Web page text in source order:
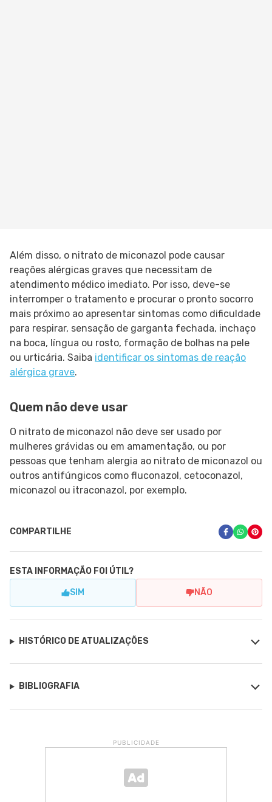
Além disso, o nitrato de miconazol pode causar
reações alérgicas graves que necessitam de
atendimento médico imediato. Por isso, deve-se
interromper o tratamento e procurar o pronto socorro
mais próximo ao apresentar sintomas como dificuldade
para respirar, sensação de garganta fechada, inchaço
na boca, língua ou rosto, formação de bolhas na pele
ou urticária. Saiba identificar os sintomas de reação
alérgica grave.
Quem não deve usar
O nitrato de miconazol não deve ser usado por
mulheres grávidas ou em amamentação, ou por
pessoas que tenham alergia ao nitrato de miconazol ou
outros antifúngicos como fluconazol, cetoconazol,
miconazol ou itraconazol, por exemplo.
COMPARTILHE
ESTA INFORMAÇÃO FOI ÚTIL?
SIM NÃO
HISTÓRICO DE ATUALIZAÇÕES
BIBLIOGRAFIA
PUBLICIDADE